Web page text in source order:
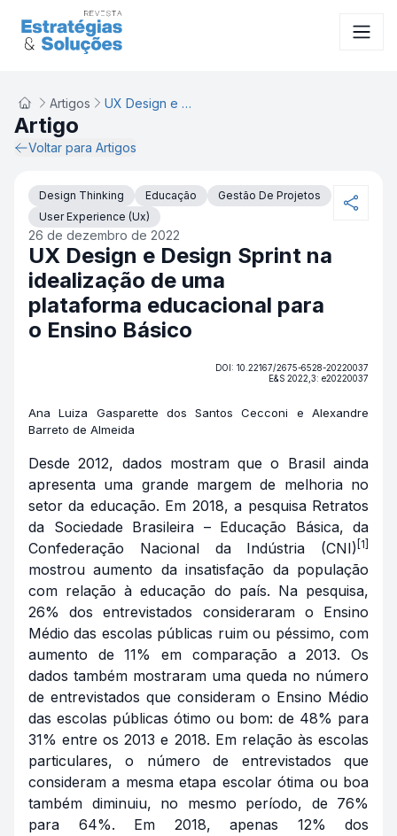
Artigos UX Design e Design Sprint na idealização de uma plataforma educacional para o Ensino Básico
Artigo
Voltar para Artigos
Design Thinking Educação
Gestão De Projetos
User Experience (Ux)
26 de dezembro de 2022
UX Design e Design Sprint na
idealização de uma
plataforma educacional para
o Ensino Básico
DOI: 10.22167/2675-6528-20220037
E&S 2022,3: e20220037
Ana Luiza Gasparette dos Santos Cecconi e Alexandre
Barreto de Almeida
Desde 2012, dados mostram que o Brasil ainda
apresenta uma grande margem de melhoria no
setor da educação. Em 2018, a pesquisa Retratos
da Sociedade Brasileira – Educação Básica, da
Confederação Nacional da Indústria (CNI) [1]
mostrou aumento da insatisfação da população
com relação à educação do país. Na pesquisa,
26% dos entrevistados consideraram o Ensino
Médio das escolas públicas ruim ou péssimo, com
aumento de 11% em comparação a 2013. Os
dados também mostraram uma queda no número
de entrevistados que consideram o Ensino Médio
das escolas públicas ótimo ou bom: de 48% para
31% entre os 2013 e 2018. Em relação às escolas
particulares, o número de entrevistados que
consideram a mesma etapa escolar ótima ou boa
também diminuiu, no mesmo período, de 76%
para 64%. Em 2018, apenas 12% dos